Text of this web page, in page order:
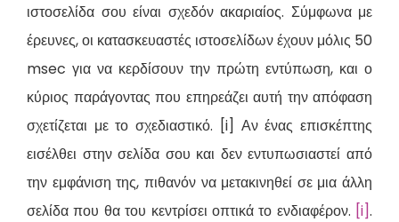
ιστοσελίδα σου είναι σχεδόν ακαριαίος. Σύμφωνα με
έρευνες, οι κατασκευαστές ιστοσελίδων έχουν μόλις 50
msec για να κερδίσουν την πρώτη εντύπωση, και ο
κύριος παράγοντας που επηρεάζει αυτή την απόφαση
σχετίζεται με το σχεδιαστικό. [i] Αν ένας επισκέπτης
εισέλθει στην σελίδα σου και δεν εντυπωσιαστεί από
την εμφάνιση της, πιθανόν να μετακινηθεί σε μια άλλη
σελίδα που θα του κεντρίσει οπτικά το ενδιαφέρον. [i].